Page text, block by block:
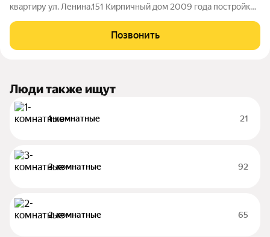
квартиру ул. Ленина,151 Кирпичный дом 2009 года постройки.
правильной квадратной формы. В квартире хороший
косметический ремонт. Мебель и
Позвонить
Люди также ищут
1-комнатные 21
3-комнатные 92
2-комнатные 65